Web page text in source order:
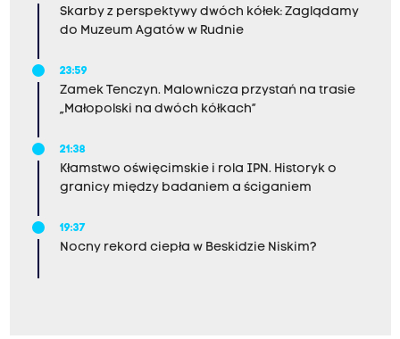
Skarby z perspektywy dwóch kółek: Zaglądamy
do Muzeum Agatów w Rudnie
23:59
Zamek Tenczyn. Malownicza przystań na trasie
„Małopolski na dwóch kółkach”
21:38
Kłamstwo oświęcimskie i rola IPN. Historyk o
granicy między badaniem a ściganiem
19:37
Nocny rekord ciepła w Beskidzie Niskim?